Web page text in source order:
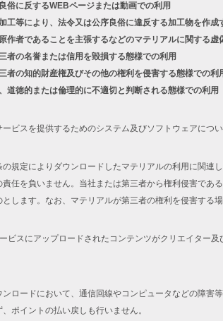
俗に反するWEBページまたは動画での利用
工等により、法令又は公序良俗に違反する加工物を作成
作者であることを主張するなどのマテリアルに関する虚
者の名誉または信用を毀損する態様での利用
者の知的財産権及びその他の権利を侵害する態様での利
道徳的または倫理的に不適切と判断される態様での利用
ビスを提供するためのシステム及びソフトウェアにつ
規定によりダウンロードしたマテリアルの利用に関連
責任を負いません。当社または第三者から権利侵害であ
します。なお、マテリアルが第三者の権利を侵害する
スにアップロードされたコンテンツがクリエイター及
ンロードにおいて、通信回線やコンピュータなどの障害
ポイントの払い戻しも行いません。